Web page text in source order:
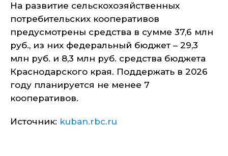
На развитие сельскохозяйственных
потребительских кооперативов
предусмотрены средства в сумме 37,6 млн
руб., из них федеральный бюджет – 29,3
млн руб. и 8,3 млн руб. средства бюджета
Краснодарского края. Поддержать в 2026
году планируется не менее 7
кооперативов.
Источник: kuban.rbc.ru